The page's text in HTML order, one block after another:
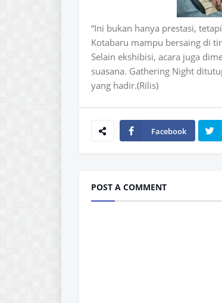
“Ini bukan hanya prestasi,
Kotabaru mampu bersaing di
Selain ekshibisi, acara juga
suasana. Gathering Night
yang hadir.(Rilis)
Facebook
POST A COMMENT